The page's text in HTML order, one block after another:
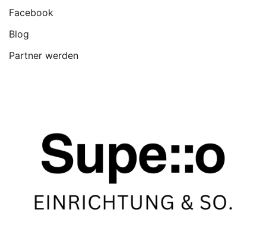
Facebook
Blog
Partner werden